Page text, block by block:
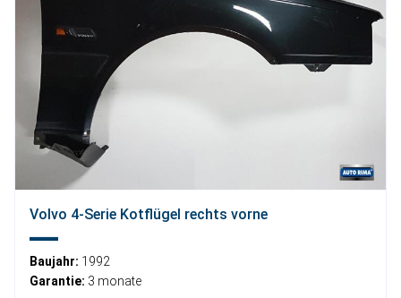
Volvo 4-Serie Kotflügel rechts vorne
Baujahr: 1992
Garantie: 3 monate